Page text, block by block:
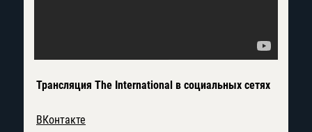
Трансляция The International в социальных сетях
ВКонтакте